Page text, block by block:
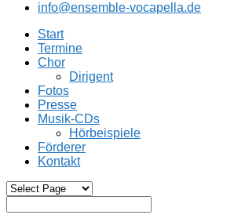
info@ensemble-vocapella.de
Start
Termine
Chor
Dirigent
Fotos
Presse
Musik-CDs
Hörbeispiele
Förderer
Kontakt